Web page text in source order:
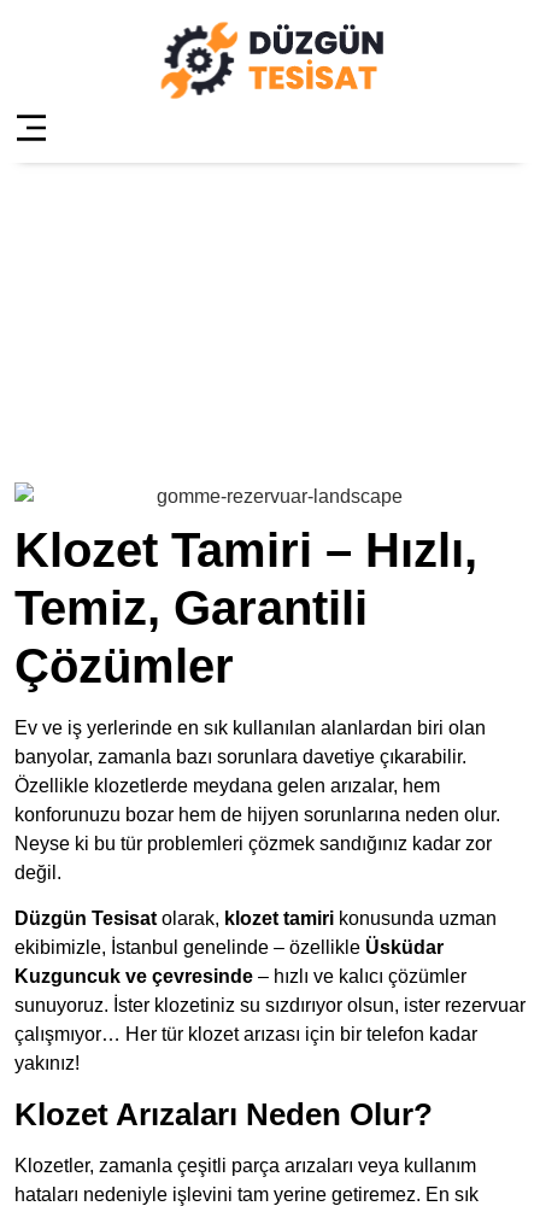
Klozet Tamiri – Hızlı,
Temiz, Garantili
Çözümler
Ev ve iş yerlerinde en sık kullanılan alanlardan biri olan
banyolar, zamanla bazı sorunlara davetiye çıkarabilir.
Özellikle klozetlerde meydana gelen arızalar, hem
konforunuzu bozar hem de hijyen sorunlarına neden olur.
Neyse ki bu tür problemleri çözmek sandığınız kadar zor
değil.
Düzgün Tesisat olarak, klozet tamiri konusunda uzman
ekibimizle, İstanbul genelinde – özellikle Üsküdar
Kuzguncuk ve çevresinde – hızlı ve kalıcı çözümler
sunuyoruz. İster klozetiniz su sızdırıyor olsun, ister rezervuar
çalışmıyor… Her tür klozet arızası için bir telefon kadar
yakınız!
Klozet Arızaları Neden Olur?
Klozetler, zamanla çeşitli parça arızaları veya kullanım
hataları nedeniyle işlevini tam yerine getiremez. En sık